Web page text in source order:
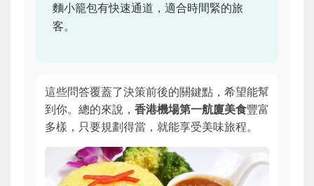
麵小籠包有快速通道，適合時間緊的旅
客。
這些問答覆蓋了決策前後的關鍵點，希望能幫
到你。總的來說， 香港機場第一航廈美食豐富
多樣，只要規劃得當，就能享受美味旅程。